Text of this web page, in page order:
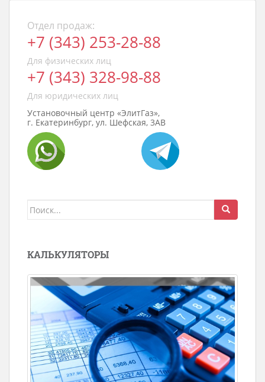
Отдел продаж:
+7 (343) 253-28-88
Для физических лиц
+7 (343) 328-98-88
Для юридических лиц
Установочный центр «ЭлитГаз»,
г. Екатеринбург, ул. Шефская, 3АВ
Поиск
КАЛЬКУЛЯТОРЫ